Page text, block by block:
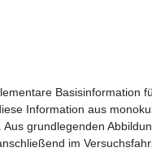
Basisinformation
Information aus
grundlegenden
im